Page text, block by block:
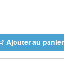
Ajouter au panier